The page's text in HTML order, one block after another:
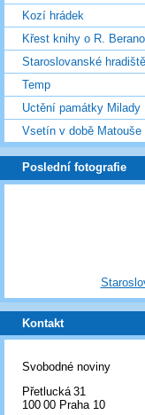
Kozí hrádek
Křest knihy o R.
Staroslovanské
Temp
Uctění památky Milady
Vsetín v době Matouše
Poslední fotografie
Kontakt
Svobodné noviny
Přetlucká 31
100 00 Praha 10